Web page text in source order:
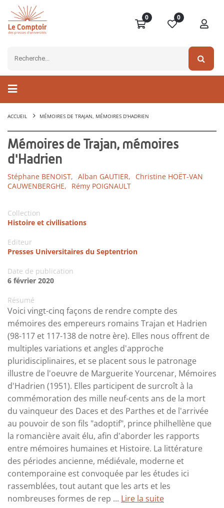
0 0
ACCUEIL MÉMOIRES DE TRAJAN, MÉMOIRES D'HADRIEN
Mémoires de Trajan, mémoires
d'Hadrien
Stéphane BENOIST, Alban GAUTIER,
Christine HOËT-VAN
CAUWENBERGHE,
Rémy POIGNAULT
Collection
Histoire et civilisations
Editeur
Presses Universitaires du Septentrion
Date de publication
6 février 2020
Résumé
Voici vingt-cinq façons de rendre compte des
mémoires des empereurs romains Trajan et Hadrien
(98-117 et 117-138 de notre ère). Elles nous offrent de
multiples variations et angles d'approche
pluridisciplinaires, et se placent sous le patronage
illustre de l'oeuvre de Marguerite Yourcenar, Mémoires
d'Hadrien (1951). Elles participent de surcroît à la
commémoration des mille neuf-cents ans de la mort
du vainqueur des Daces et des Parthes et de l'arrivée
au pouvoir de son fils "adoptif", prince philhellène que
la romancière avait élu, afin d'aborder les rapports
entre mémoires humaines et Histoire. La littérature
des périodes ancienne, médiévale, moderne et
contemporaine est convoquée par les études ici
rassemblées, tout autant que les arts et les
nombreuses formes de rep ... Lire la suite